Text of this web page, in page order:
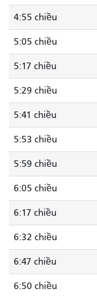
4:55 chiều
5:05 chiều
5:17 chiều
5:29 chiều
5:41 chiều
5:53 chiều
5:59 chiều
6:05 chiều
6:17 chiều
6:32 chiều
6:47 chiều
6:50 chiều